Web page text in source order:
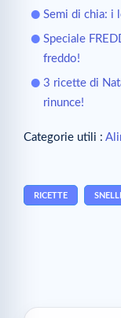
Semi di chia: i
Speciale
freddo!
3 ricette di
rinunce!
Categorie utili :
RICETTE